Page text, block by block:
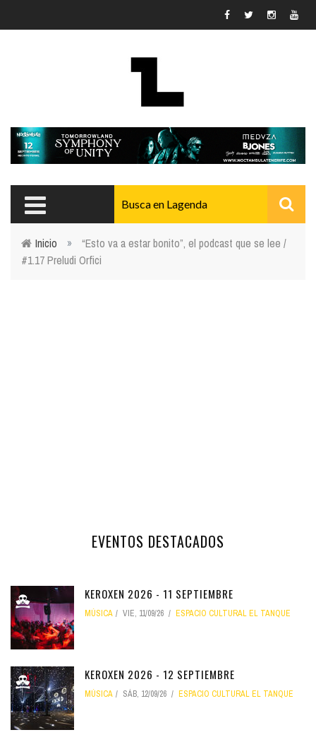
Usted está aquí
Inicio »
“Esto va a estar bonito”, el podcast que se lee /
#1.17 Preludi Orfici
EVENTOS DESTACADOS
KEROXEN 2026 - 11 SEPTIEMBRE
MÚSICA VIE, 11/09/26 ESPACIO CULTURAL EL TANQUE
KEROXEN 2026 - 12 SEPTIEMBRE
MÚSICA SÁB, 12/09/26 ESPACIO CULTURAL EL TANQUE